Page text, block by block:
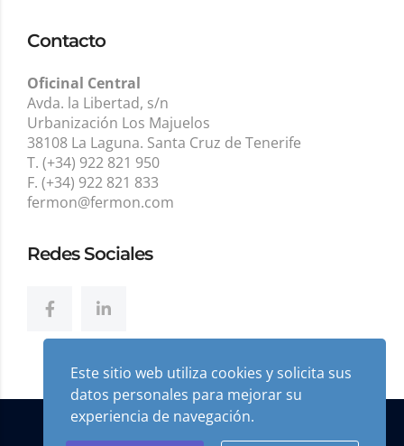
Contacto
Oficinal Central
Avda. la Libertad, s/n
Urbanización Los Majuelos
38108 La Laguna. Santa Cruz de Tenerife
T. (+34) 922 821 950
F. (+34) 922 821 833
fermon@fermon.com
Redes Sociales
Este sitio web utiliza cookies y solicita sus
datos personales para mejorar su
experiencia de navegación.